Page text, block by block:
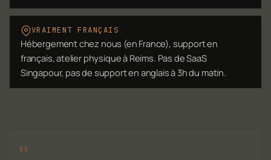
VRAIMENT FRANÇAIS
Hébergement chez nous (en France), support en
français, atelier physique à Reims. Pas de SaaS
Singapour, pas de support en anglais à 3h du matin.